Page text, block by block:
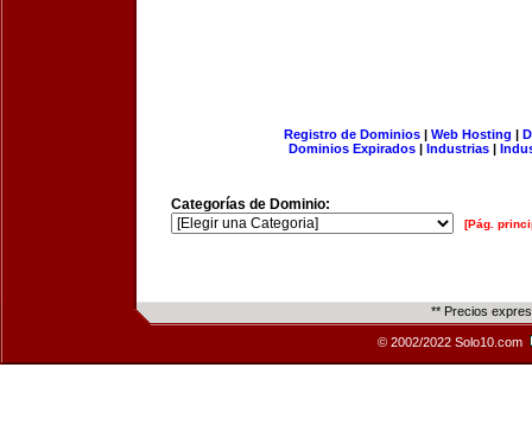
Registro de Dominios| Web Hosting |
Dominios Expirados | Industrias |
Categorías de Dominio:
[Pág.
** Precios
© 2002/2022 Solo10.com